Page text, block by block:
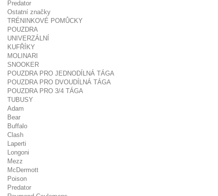
Predator
Ostatní značky
TRÉNINKOVÉ POMŮCKY
POUZDRA
UNIVERZÁLNÍ
KUFŘÍKY
MOLINARI
SNOOKER
POUZDRA PRO JEDNODÍLNÁ TÁGA
POUZDRA PRO DVOUDÍLNÁ TÁGA
POUZDRA PRO 3/4 TÁGA
TUBUSY
Adam
Bear
Buffalo
Clash
Laperti
Longoni
Mezz
McDermott
Poison
Predator